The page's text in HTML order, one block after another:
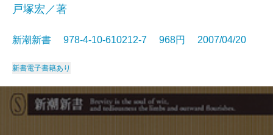
戸塚宏／著
新潮新書 978-4-10-610212-7 968円 2007/04/20
新書電子書籍あり